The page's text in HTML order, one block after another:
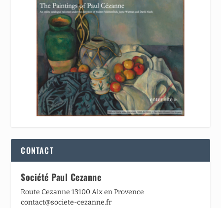
CONTACT
Société Paul Cezanne
Route Cezanne 13100 Aix en Provence
contact@societe-cezanne.fr